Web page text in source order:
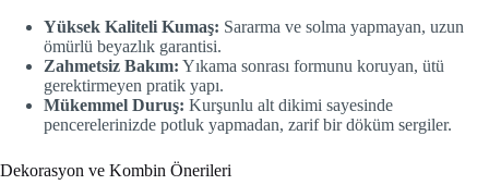
Yüksek Kaliteli Kumaş: Sararma ve solma yapmayan, uzun
ömürlü beyazlık garantisi.
Zahmetsiz Bakım: Yıkama sonrası formunu koruyan, ütü
gerektirmeyen pratik yapı.
Mükemmel Duruş: Kurşunlu alt dikimi sayesinde
pencerelerinizde potluk yapmadan, zarif bir döküm sergiler.
Dekorasyon ve Kombin Önerileri